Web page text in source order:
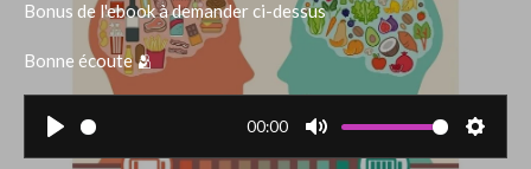
Bonus de l'ebook à demander ci-dessus
Bonne écoute 🫂
00:00